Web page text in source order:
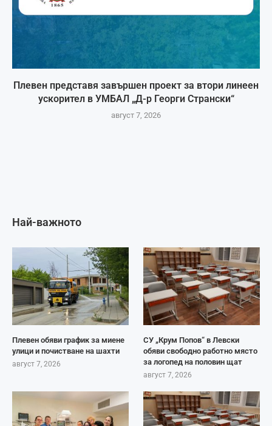
Плевен представя завършен проект за втори линеен
ускорител в УМБАЛ „Д-р Георги Странски“
август 7, 2026
Най-важното
Плевен обяви график за миене
улици и почистване на шахти
август 7, 2026
СУ „Крум Попов“ в Левски
обяви свободно работно място
за логопед на половин щат
август 7, 2026